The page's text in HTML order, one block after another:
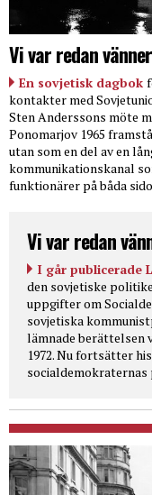
Vi var redan vänner
En sovjetisk dagbok
kontakter med
Sten Anderssons möte
Ponomarjov 1965
utan som en del av en
kommunikationskanal
funktionärer på båda
Vi var redan
I går publicerade
den sovjetiske
uppgifter om
sovjetiska
lämnade berättelsen
1972. Nu fortsätter